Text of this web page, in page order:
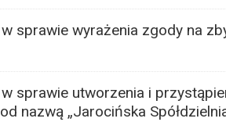
sprawie wyrażenia zgody na
sprawie utworzenia i
nazwą „Jarocińska